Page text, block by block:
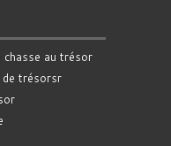
au trésor
de trésorsr